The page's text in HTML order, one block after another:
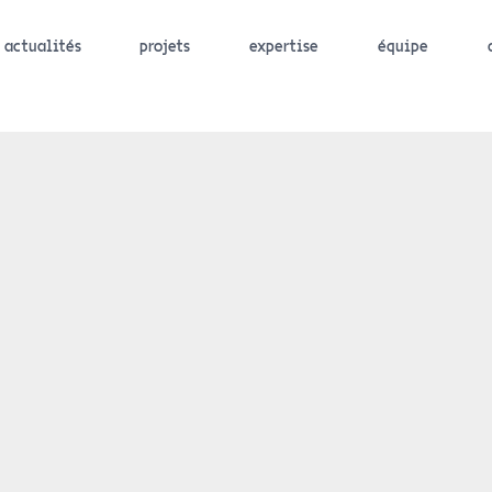
actualités projets expertise équipe